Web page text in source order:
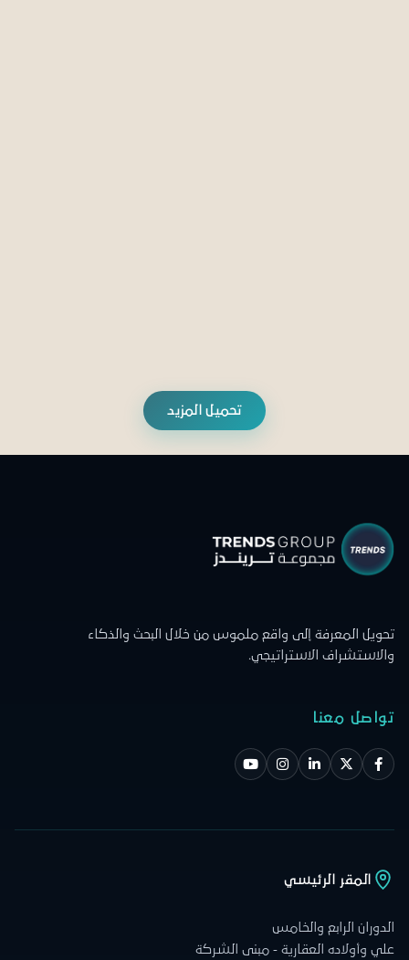
تحميل المزيد
تحويل المعرفة إلى واقع ملموس من خلال البحث والذكاء
والاستشراف الاستراتيجي.
تواصل معنا
المقر الرئيسي
الدوران الرابع والخامس
علي وأولاده العقارية - مبنى الشركة